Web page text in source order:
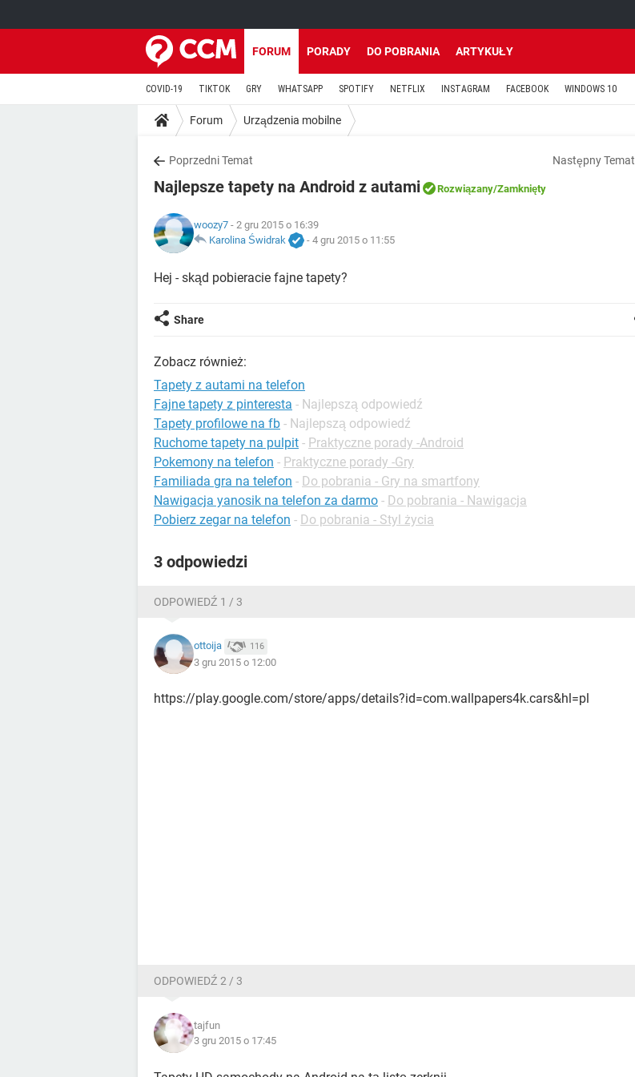
FORUM PORADY DO POBRANIA ARTYKUŁY
COVID-19 TIKTOK GRY WHATSAPP SPOTIFY NETFLIX INSTAGRAM FACEBOOK WINDOWS 10
Forum Urządzenia mobilne
Poprzedni Temat Następny Temat
Najlepsze tapety na Android z autami Rozwiązany/Zamknięty
woozy7 - 2 gru 2015 o 16:39
Karolina Świdrak
- 4 gru 2015 o 11:55
Hej - skąd pobieracie fajne tapety?
Share
Zobacz również:
Tapety z autami na telefon
Fajne tapety z pinteresta - Najlepszą odpowiedź
Tapety profilowe na fb - Najlepszą odpowiedź
Ruchome tapety na pulpit - Praktyczne porady -Android
Pokemony na telefon - Praktyczne porady -Gry
Familiada gra na telefon - Do pobrania - Gry na smartfony
Nawigacja yanosik na telefon za darmo - Do pobrania - Nawigacja
Pobierz zegar na telefon - Do pobrania - Styl życia
3 odpowiedzi
ODPOWIEDŹ 1 / 3
ottoija 116
3 gru 2015 o 12:00
https://play.google.com/store/apps/details?id=com.wallpapers4k.cars&hl=pl
ODPOWIEDŹ 2 / 3
tajfun
3 gru 2015 o 17:45